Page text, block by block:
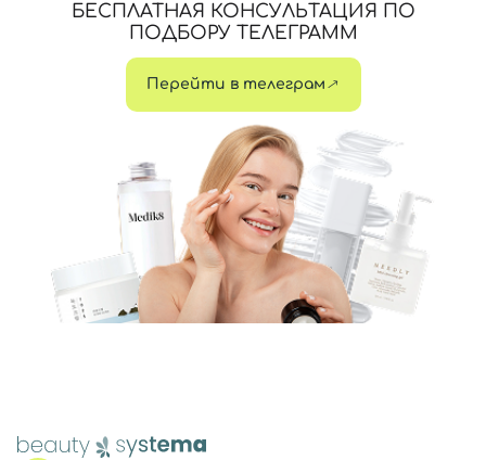
БЕСПЛАТНАЯ КОНСУЛЬТАЦИЯ ПО
ПОДБОРУ ТЕЛЕГРАММ
Перейти в телеграм